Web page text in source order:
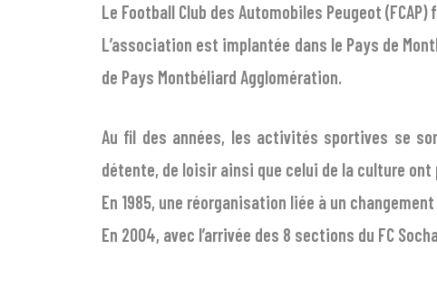
Le Football Club des Automobiles Peugeot (FCAP)
L’association est implantée dans le Pays de
de Pays Montbéliard Agglomération.
Au fil des années, les activités sportives se
détente, de loisir ainsi que celui de la culture
En 1985, une réorganisation liée à un
En 2004, avec l’arrivée des 8 sections du FC